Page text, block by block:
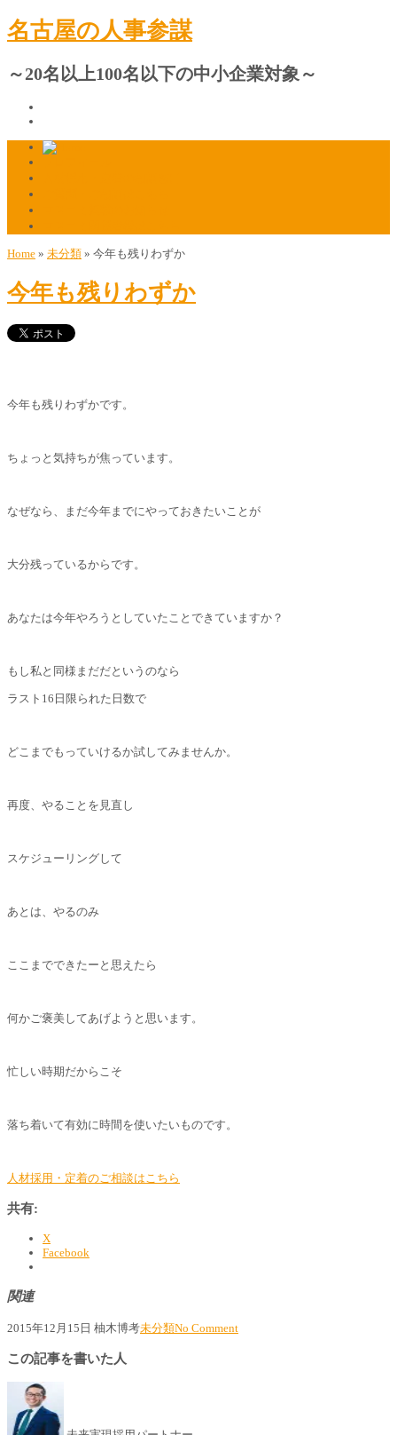
名古屋の人事参謀
～20名以上100名以下の中小企業対象～
Home » 未分類 » 今年も残りわずか
今年も残りわずか
今年も残りわずかです。
ちょっと気持ちが焦っています。
なぜなら、まだ今年までにやっておきたいことが
大分残っているからです。
あなたは今年やろうとしていたことできていますか？
もし私と同様まだだというのなら
ラスト16日限られた日数で
どこまでもっていけるか試してみませんか。
再度、やることを見直し
スケジューリングして
あとは、やるのみ
ここまでできたーと思えたら
何かご褒美してあげようと思います。
忙しい時期だからこそ
落ち着いて有効に時間を使いたいものです。
人材採用・定着のご相談はこちら
共有:
X
Facebook
関連
2015年12月15日 柚木博考未分類No Comment
この記事を書いた人